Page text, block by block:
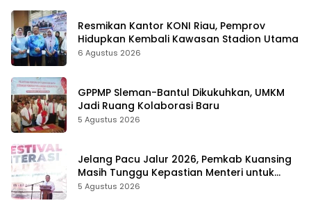
Resmikan Kantor KONI Riau, Pemprov
Hidupkan Kembali Kawasan Stadion Utama
6 Agustus 2026
GPPMP Sleman-Bantul Dikukuhkan, UMKM
Jadi Ruang Kolaborasi Baru
5 Agustus 2026
Jelang Pacu Jalur 2026, Pemkab Kuansing
Masih Tunggu Kepastian Menteri untuk
Buka Festival
5 Agustus 2026